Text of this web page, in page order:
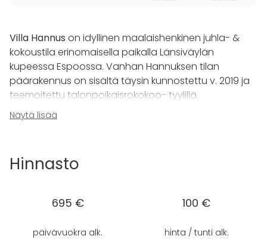
Villa Hannus on idyllinen maalaishenkinen juhla- &
kokoustila erinomaisella paikalla Länsiväylän
kupeessa Espoossa. Vanhan Hannuksen tilan
päärakennus on sisältä täysin kunnostettu v. 2019 ja
teemoitettu talonpoikaisrokokoo- tyylillä.
Juhlasali avautuu läpi talon ja tunnelmalliset
seinälampetit tekevät valaistuksesta lämminhenkisen
Käytettävissä myös kylmähuone juomille!
Näytä lisää
Hinnasto
695 €
päivävuokra alk.
100 €
hinta / tunti alk.